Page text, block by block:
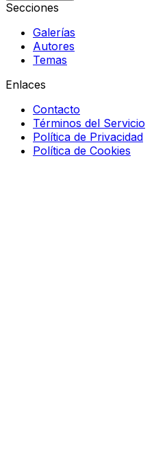
Secciones
Galerías
Autores
Temas
Enlaces
Contacto
Términos del Servicio
Política de Privacidad
Política de Cookies